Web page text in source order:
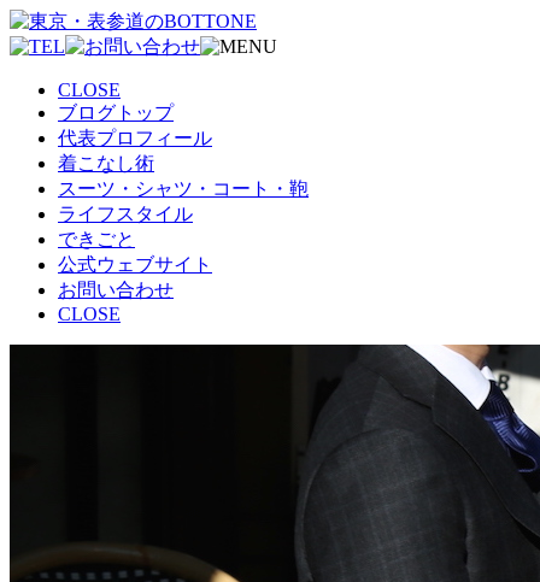
CLOSE
ブログトップ
代表プロフィール
着こなし術
スーツ・シャツ・コート・鞄
ライフスタイル
できごと
公式ウェブサイト
お問い合わせ
CLOSE